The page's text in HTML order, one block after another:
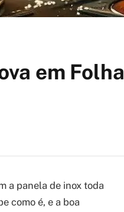
em Folha
a panela de inox toda
como é, e a boa